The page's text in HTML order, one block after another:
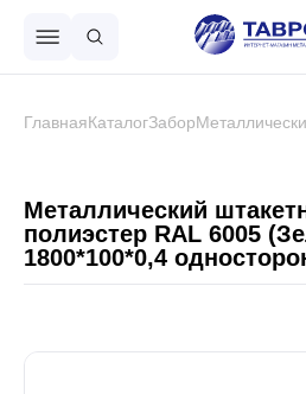
Металлочерепица
ГлавнаяКаталогЗабор
Металлический
полиэстер RAL 6005
1800*100*0,4